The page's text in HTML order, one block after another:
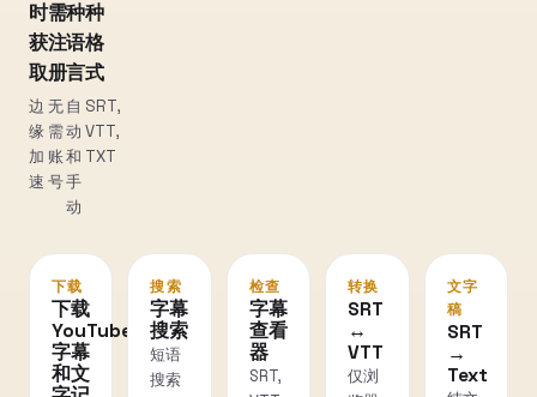
时
获
取
边
缘
加
速
需
注
册
无
需
账
号
种
语
言
自
动
和
手
动
种
格
式
SRT,
VTT,
TXT
下载
下载
YouTube
字幕
和文
搜索
字幕
搜索
短语
搜索
检查
字幕
查看
器
SRT,
转换
SRT
↔
VTT
仅浏
文字
稿
SRT
→
Text